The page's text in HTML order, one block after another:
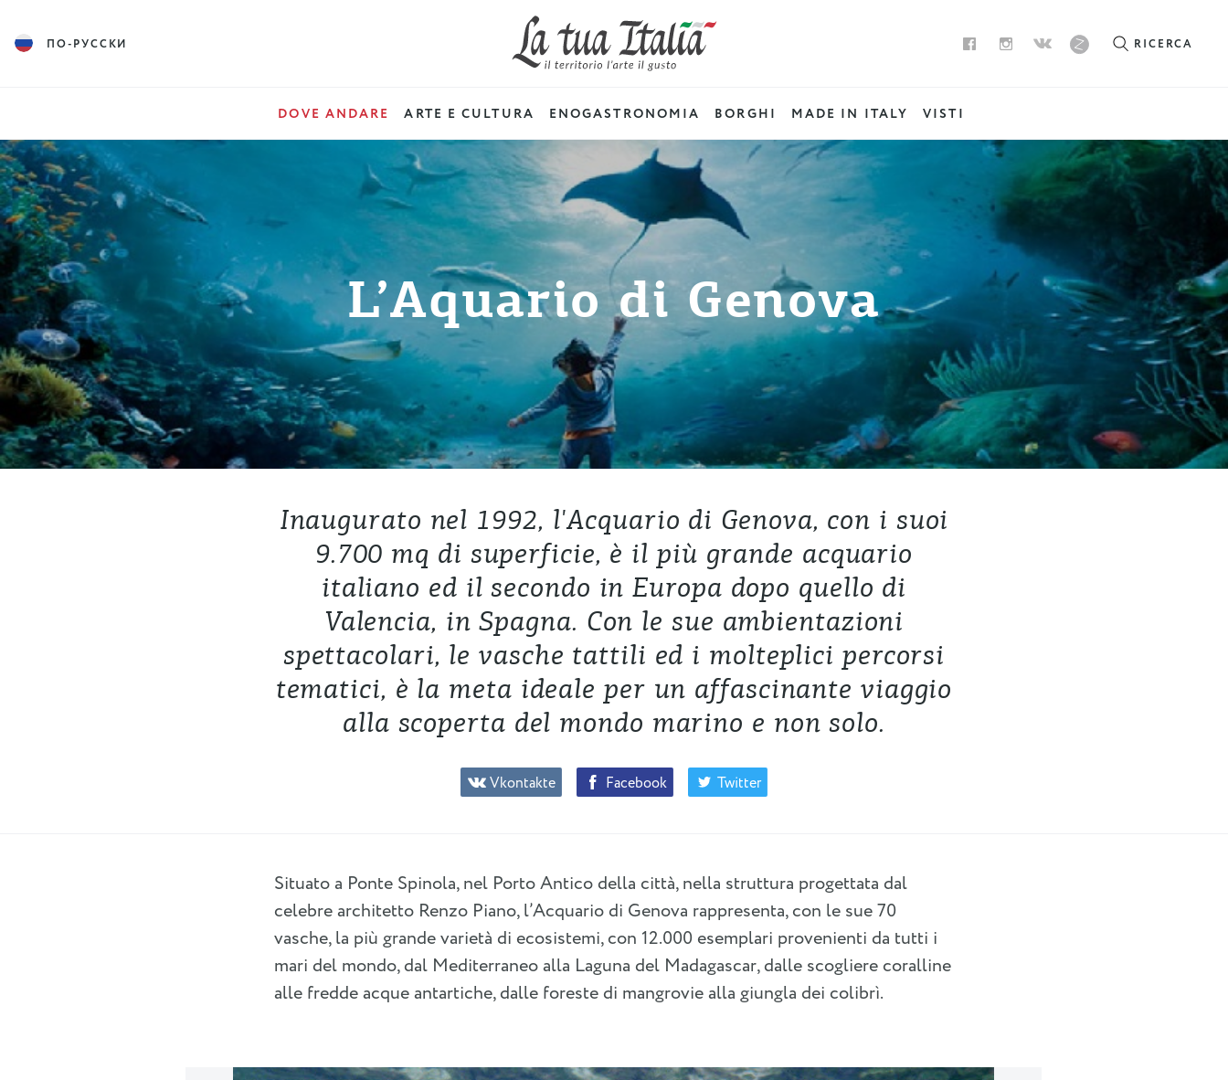
ПО-РУССКИ RICERCA
DOVE ANDARE ARTE E CULTURA ENOGASTRONOMIA BORGHI MADE IN ITALY VISTI
L’Aquario di Genova
Inaugurato nel 1992, l'Acquario di Genova, con i suoi
9.700 mq di superficie, è il più grande acquario
italiano ed il secondo in Europa dopo quello di
Valencia, in Spagna. Con le sue ambientazioni
spettacolari, le vasche tattili ed i molteplici percorsi
tematici, è la meta ideale per un affascinante viaggio
alla scoperta del mondo marino e non solo.
Vkontakte Facebook Twitter
Situato a Ponte Spinola, nel Porto Antico della città, nella struttura progettata dal
celebre architetto Renzo Piano, l’Acquario di Genova rappresenta, con le sue 70
vasche, la più grande varietà di ecosistemi, con 12.000 esemplari provenienti da tutti i
mari del mondo, dal Mediterraneo alla Laguna del Madagascar, dalle scogliere coralline
alle fredde acque antartiche, dalle foreste di mangrovie alla giungla dei colibrì.